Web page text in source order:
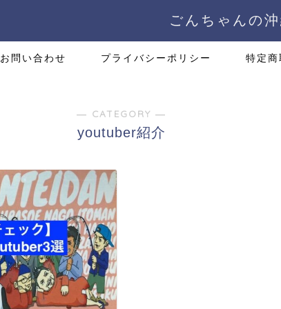
ごんちゃんの
お問い合わせ プライバシーポリシー 特定
― CATEGORY ―
youtuber紹介